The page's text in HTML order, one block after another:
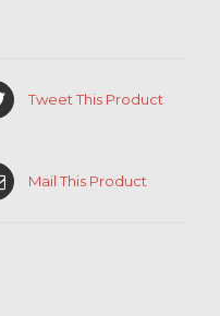
Tweet This Product
Mail This Product